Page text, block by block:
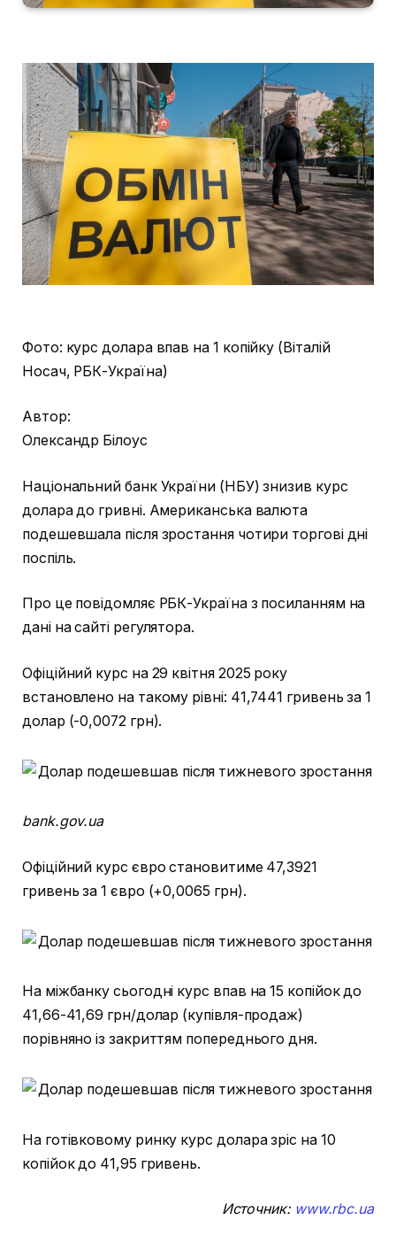
Фото: курс долара впав на 1 копійку (Віталій
Носач, РБК-Україна)
Автор:
Олександр Білоус
Національний банк України (НБУ) знизив курс
долара до гривні. Американська валюта
подешевшала після зростання чотири торгові дні
поспіль.
Про це повідомляє РБК-Україна з посиланням на
дані на сайті регулятора.
Офіційний курс на 29 квітня 2025 року
встановлено на такому рівні: 41,7441 гривень за 1
долар (-0,0072 грн).
bank.gov.ua
Офіційний курс євро становитиме 47,3921
гривень за 1 євро (+0,0065 грн).
На міжбанку сьогодні курс впав на 15 копійок до
41,66-41,69 грн/долар (купівля-продаж)
порівняно із закриттям попереднього дня.
На готівковому ринку курс долара зріс на 10
копійок до 41,95 гривень.
Источник: www.rbc.ua